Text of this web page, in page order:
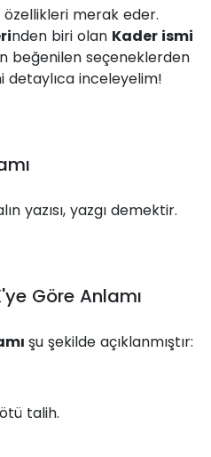
merak eder.
nden biri olan Kader ismi
beğenilen seçeneklerden
detaylıca inceleyelim!
yazısı, yazgı demektir.
Göre Anlamı
şu şekilde açıklanmıştır:
talih.